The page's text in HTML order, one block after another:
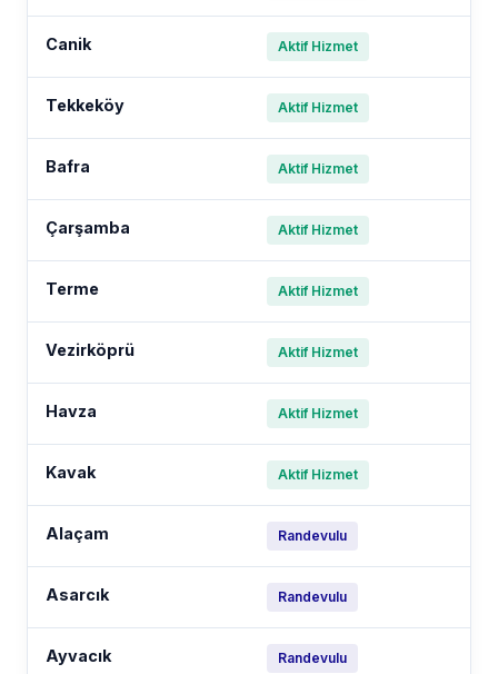
Canik Aktif Hizmet
Tekkeköy Aktif Hizmet
Bafra Aktif Hizmet
Çarşamba Aktif Hizmet
Terme Aktif Hizmet
Vezirköprü Aktif Hizmet
Havza Aktif Hizmet
Kavak Aktif Hizmet
Alaçam Randevulu
Asarcık Randevulu
Ayvacık Randevulu